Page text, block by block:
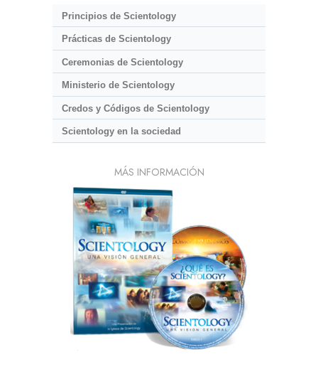
Principios de Scientology
Prácticas de Scientology
Ceremonias de Scientology
Ministerio de Scientology
Credos y Códigos de Scientology
Scientology en la sociedad
MÁS INFORMACIÓN